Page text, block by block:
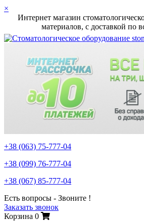
×
Интернет магазин
материалов, c доставкой по
+38 (063) 75-777-04
+38 (099) 76-777-04
+38 (067) 85-777-04
Есть вопросы - Звоните !
Заказать звонок
Корзина 0